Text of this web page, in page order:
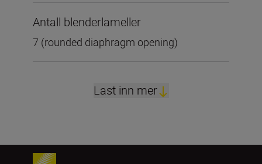
Antall blenderlameller
7 (rounded diaphragm opening)
Last inn mer